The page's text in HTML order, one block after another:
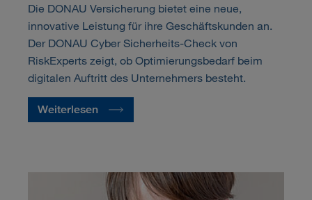
Die DONAU Versicherung bietet eine neue,
innovative Leistung für ihre Geschäftskunden an.
Der DONAU Cyber Sicherheits-Check von
RiskExperts zeigt, ob Optimierungsbedarf beim
digitalen Auftritt des Unternehmers besteht.
Weiterlesen